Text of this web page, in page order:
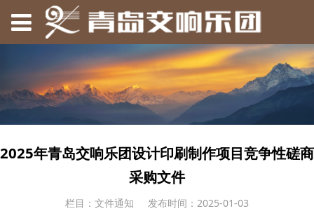
2025年青岛交响乐团设计印刷制作项目竞争性磋商
采购文件
栏目：文件通知 发布时间：2025-01-03